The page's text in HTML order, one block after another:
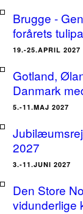
Brugge -
forårets
19.-25.APRIL 2027
Gotland,
Danmark
5.-11.MAJ 2027
2027
3.-11.JUNI 2027
Den Store
vidunderlige